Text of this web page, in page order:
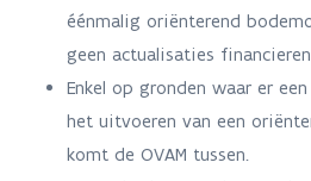
éénmalig oriënterend
geen actualisaties
Enkel op gronden waar er
het uitvoeren van een
komt de OVAM tussen.